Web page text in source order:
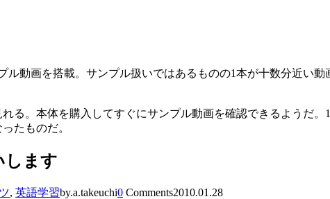
ル動画を搭載。サンプル扱いではあるものの1本が十数分近い
る。本体を購入してすぐにサンプル動画を確認できるようだ
たものだ。
します
, 英語学習by.a.takeuchi0 Comments2010.01.28